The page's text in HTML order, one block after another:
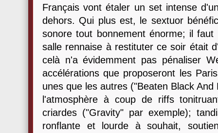
Français vont étaler un set intense
dehors. Qui plus est, le sextuor
sonore tout bonnement énorme; il
salle rennaise à restituter ce soir était
celà n'a évidemment pas pénaliser
accélérations que proposeront les
unes que les autres ("Beaten Black
l'atmosphère à coup de riffs
criardes ("Gravity" par exemple);
ronflante et lourde à souhait,